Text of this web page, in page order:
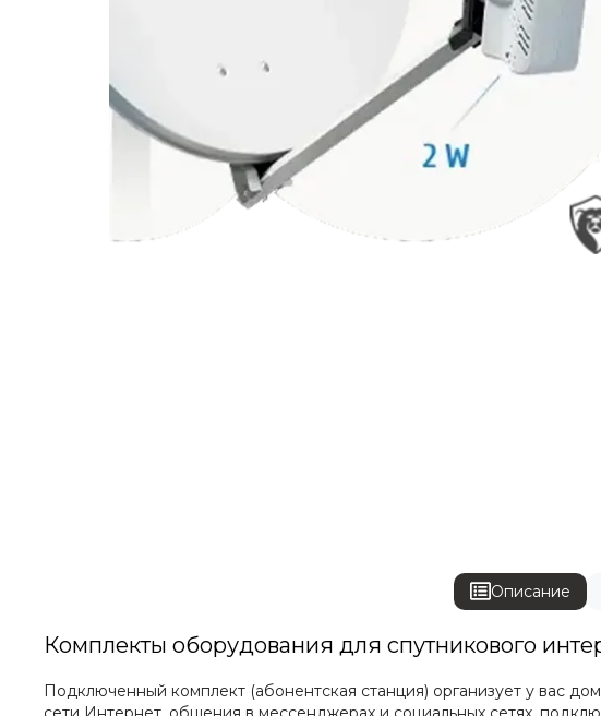
Описание
Комплекты оборудования для спутникового
Подключенный комплект (абонентская станция) организует у вас